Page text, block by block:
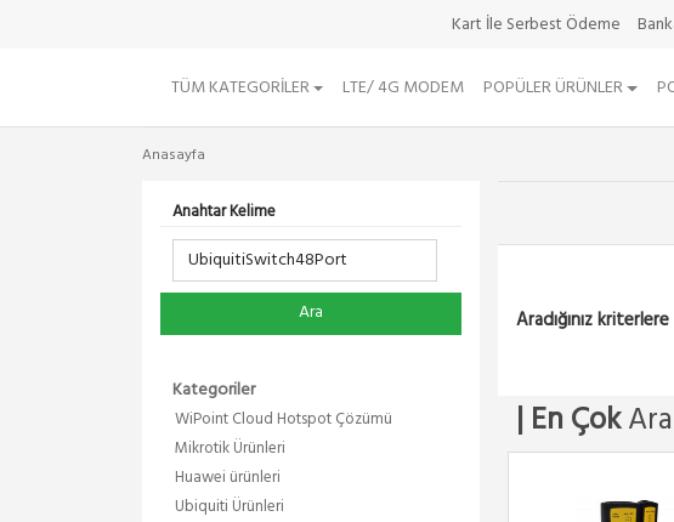
Kart İle Serbest Ödeme
TÜM KATEGORILER LTE/ 4G MODEM POPÜLER ÜRÜNLER
Anasayfa
Anahtar Kelime
Ara
Kategoriler
WiPoint Cloud Hotspot Çözümü
Mikrotik Ürünleri
Huawei ürünleri
Ubiquiti Ürünleri
Aradığınız
| En Çok